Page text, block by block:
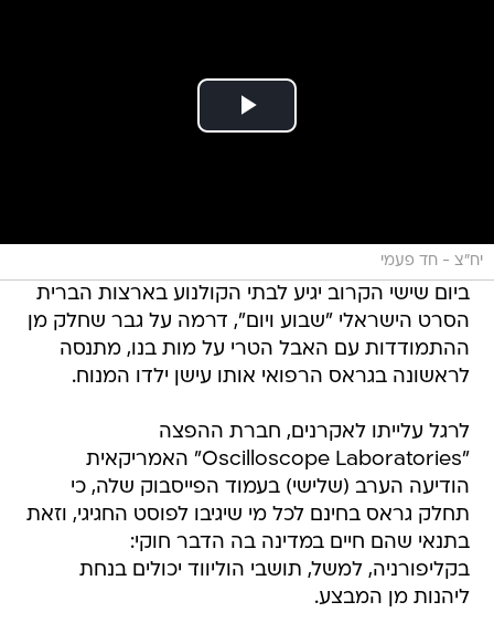
יח"צ - חד פעמי
ביום שישי הקרוב יגיע לבתי הקולנוע בארצות הברית
הסרט הישראלי "שבוע ויום", דרמה על גבר שחלק מן
ההתמודדות עם האבל הטרי על מות בנו, מתנסה
לראשונה בגראס הרפואי אותו עישן ילדו המנוח.
לרגל עלייתו לאקרנים, חברת ההפצה
"Oscilloscope Laboratories" האמריקאית
הודיעה הערב (שלישי) בעמוד הפייסבוק שלה, כי
תחלק גראס בחינם לכל מי שיגיבו לפוסט החגיגי, וזאת
בתנאי שהם חיים במדינה בה הדבר חוקי:
בקליפורניה, למשל, תושבי הוליווד יכולים בנחת
ליהנות מן המבצע.